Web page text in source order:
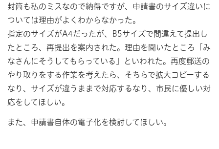
封筒も私のミスなので納得ですが、申請書のサイズ違いに
ついては理由がよくわからなかった。
指定のサイズがA4だったが、B5サイズで間違えて提出し
たところ、再提出を案内された。理由を聞いたところ「み
なさんにそうしてもらっている」といわれた。再度郵送の
やり取りをする作業を考えたら、そちらで拡大コピーする
なり、サイズが違うままで対応するなり、市民に優しい対
応をしてほしい。
また、申請書自体の電子化を検討してほしい。